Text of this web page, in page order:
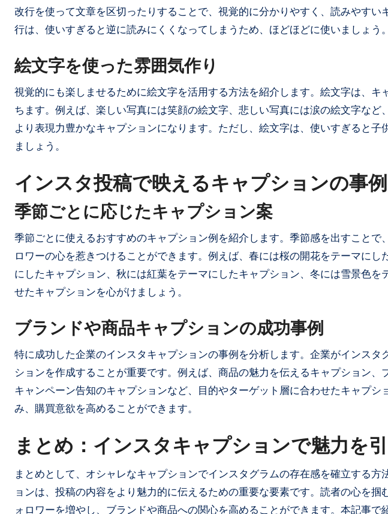
改行を使って文章を区切ったりすることで、視覚的に分かりやすく、読みやすい
行は、使いすぎると逆に読みにくくなってしまうため、ほどほどに使いましょう。
絵文字を使った雰囲気作り
視覚的にも楽しませるために絵文字を活用する方法を紹介します。絵文字は、キ
ちます。例えば、楽しい写真には笑顔の絵文字、悲しい写真には涙の絵文字など
より表現力豊かなキャプションになります。ただし、絵文字は、使いすぎると
ましょう。
インスタ投稿で映えるキャプションの事例
季節ごとに応じたキャプション案
季節ごとに使えるおすすめのキャプション例を紹介します。季節感を出すことで
ロワーの心を惹きつけることができます。例えば、春には桜の開花をテーマに
にしたキャプション、秋には紅葉をテーマにしたキャプション、冬には雪景色
せたキャプションを心がけましょう。
ブランドや商品キャプションの成功事例
特に成功した企業のインスタキャプションの事例を分析します。企業がインス
ションを作成することが重要です。例えば、商品の魅力を伝えるキャプション、
キャンペーン告知のキャプションなど、目的やターゲット層に合わせたキャプ
み、購買意欲を高めることができます。
まとめ：インスタキャプションで魅力を
まとめとして、オシャレなキャプションでインスタグラムの存在感を確立する
ョンは、投稿の内容をより魅力的に伝えるための重要な要素です。読者の心を
ォロワーを増やし、ブランドや商品への関心を高めることができます。本記事